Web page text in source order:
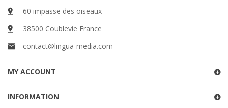
60 impasse des oiseaux
38500 Coublevie France
contact@lingua-media.com
MY ACCOUNT
INFORMATION